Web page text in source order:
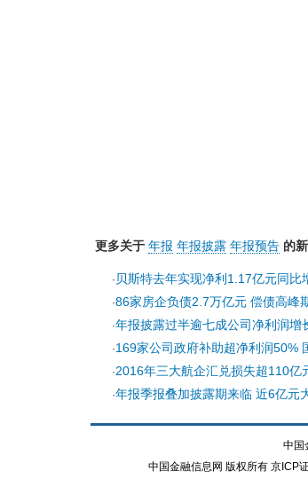
更多关于 年报 年报披露 年报预告 的
· 贝斯特去年实现净利1.17亿元同比
·86家房企负债2.7万亿元 偿债高峰
·年报披露过半逾七成公司净利润增
·169家公司政府补助超净利润50%
·2016年三大航企汇兑损失超110亿
·年报季报叠加披露期来临 近6亿元
中国
中国金融信息网 版权所有 京ICP